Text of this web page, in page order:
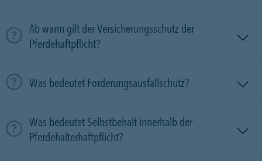
Ab wann gilt der Versicherungsschutz der
Pferdehaftpflicht?
Was bedeutet Forderungsausfallschutz?
Was bedeutet Selbstbehalt innerhalb der
Pferdehalterhaftpflicht?